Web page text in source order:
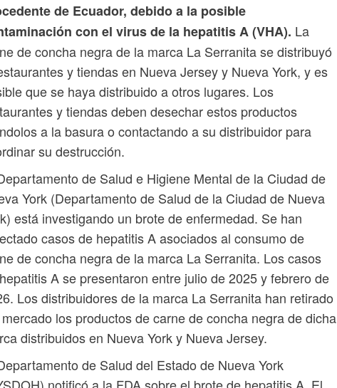
de Ecuador, debido a la posible
con el virus de la hepatitis A (VHA). La
de concha negra de la marca La Serranita se distribuyó
y tiendas en Nueva Jersey y Nueva York, y es
que se haya distribuido a otros lugares. Los
y tiendas deben desechar estos productos
a la basura o contactando a su distribuidor para
su destrucción.
de Salud e Higiene Mental de la Ciudad de
York (Departamento de Salud de la Ciudad de Nueva
está investigando un brote de enfermedad. Se han
casos de hepatitis A asociados al consumo de
de concha negra de la marca La Serranita. Los casos
A se presentaron entre julio de 2025 y febrero de
Los distribuidores de la marca La Serranita han retirado
los productos de carne de concha negra de dicha
distribuidos en Nueva York y Nueva Jersey.
de Salud del Estado de Nueva York